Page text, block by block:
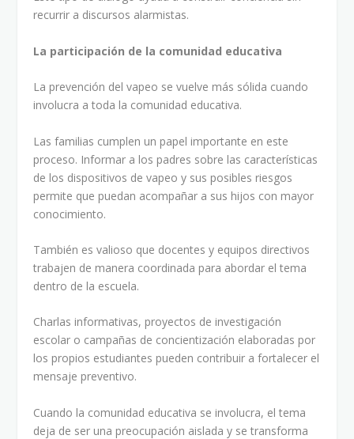
recurrir a discursos alarmistas.
La participación de la comunidad educativa
La prevención del vapeo se vuelve más sólida cuando
involucra a toda la comunidad educativa.
Las familias cumplen un papel importante en este
proceso. Informar a los padres sobre las características
de los dispositivos de vapeo y sus posibles riesgos
permite que puedan acompañar a sus hijos con mayor
conocimiento.
También es valioso que docentes y equipos directivos
trabajen de manera coordinada para abordar el tema
dentro de la escuela.
Charlas informativas, proyectos de investigación
escolar o campañas de concientización elaboradas por
los propios estudiantes pueden contribuir a fortalecer el
mensaje preventivo.
Cuando la comunidad educativa se involucra, el tema
deja de ser una preocupación aislada y se transforma